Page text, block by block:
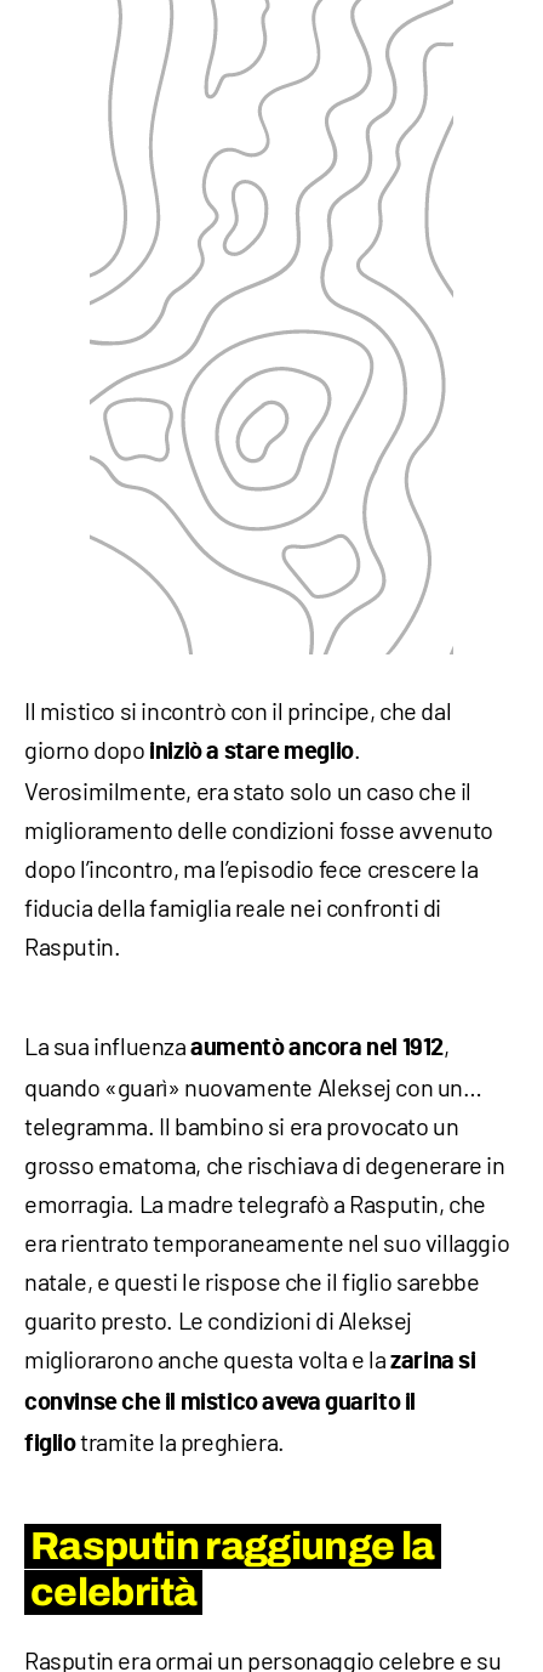
Il mistico si incontrò con il principe, che dal
giorno dopo iniziò a stare meglio.
Verosimilmente, era stato solo un caso che il
miglioramento delle condizioni fosse avvenuto
dopo l’incontro, ma l’episodio fece crescere la
fiducia della famiglia reale nei confronti di
Rasputin.
La sua influenzaaumentò ancora nel 1912,
quando «guarì» nuovamente Aleksej con un…
telegramma. Il bambino si era provocato un
grosso ematoma, che rischiava di degenerare in
emorragia. La madre telegrafò a Rasputin, che
era rientrato temporaneamente nel suo villaggio
natale, e questi le rispose che il figlio sarebbe
guarito presto. Le condizioni di Aleksej
migliorarono anche questa volta e lazarina si
convinse che il mistico aveva guarito il
figliotramite la preghiera.
Rasputin raggiunge la
celebrità
Rasputin era ormai un personaggio celebre e su